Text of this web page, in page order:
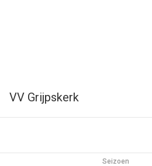
VV Grijpskerk
Seizoen